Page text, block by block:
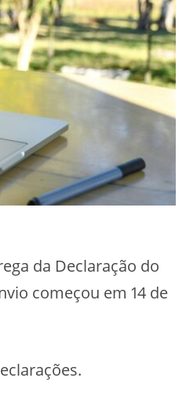
da Declaração do
começou em 14 de